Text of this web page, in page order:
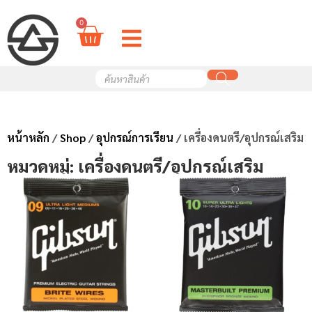
0
หน้าหลัก /Shop /อุปกรณ์การเรียน / เครื่องดนตรี/อุปกรณ์เสริม
หมวดหมู่: เครื่องดนตรี/อุปกรณ์เสริม